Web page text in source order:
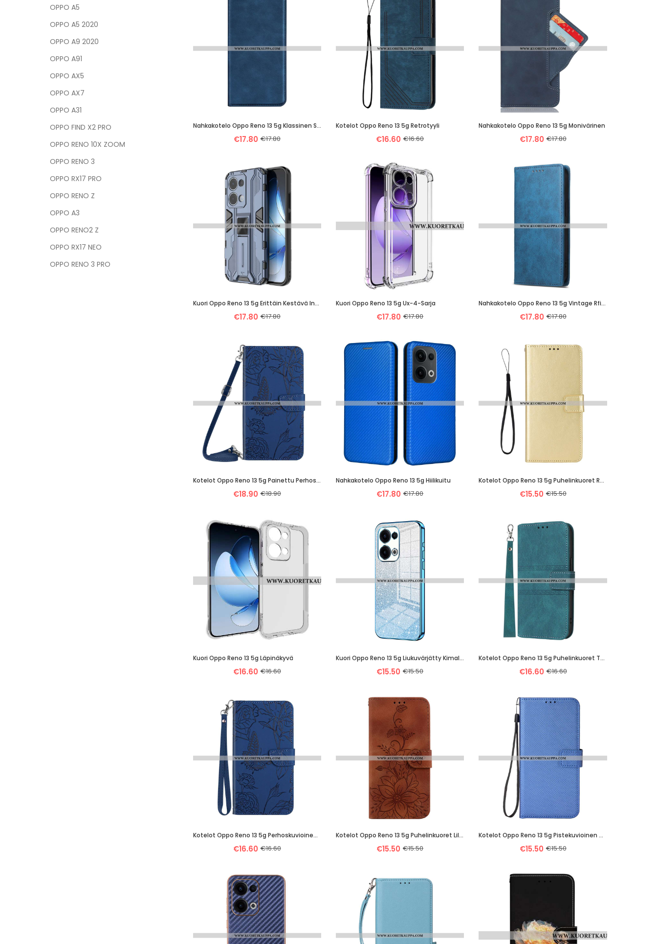
OPPO A5
OPPO A5 2020
OPPO A9 2020
OPPO A91
OPPO AX5
OPPO AX7
OPPO A31
OPPO FIND X2 PRO
OPPO RENO 10X ZOOM
OPPO RENO 3
OPPO RX17 PRO
OPPO RENO Z
OPPO A3
OPPO RENO2 Z
OPPO RX17 NEO
OPPO RENO 3 PRO
Nahkakotelo Oppo Reno 13 5g Klassinen Suojakuori
€17.80 €17.80
Kotelot Oppo Reno 13 5g Retrotyyli
€16.60 €16.60
Nahkakotelo Oppo Reno 13 5g Monivärinen
€17.80 €17.80
Kuori Oppo Reno 13 5g Erittäin Kestävä Integroitu Teline
€17.80 €17.80
Kuori Oppo Reno 13 5g Ux-4-Sarja
€17.80 €17.80
Nahkakotelo Oppo Reno 13 5g Vintage Rfid-Lompakko
€17.80 €17.80
Kotelot Oppo Reno 13 5g Painettu Perhosella Olkapäässä Laukku Suojakuori
€18.90 €18.90
Nahkakotelo Oppo Reno 13 5g Hiilikuitu
€17.80 €17.80
Kotelot Oppo Reno 13 5g Puhelinkuoret Räikeä Keinonahka
€15.50 €15.50
Kuori Oppo Reno 13 5g Läpinäkyvä
€16.60 €16.60
Kuori Oppo Reno 13 5g Liukuvärjätty Kimallus Suojakuori
€15.50 €15.50
Kotelot Oppo Reno 13 5g Puhelinkuoret Tuplafriisi Hihnalla
€16.60 €16.60
Kotelot Oppo Reno 13 5g Perhoskuvioinen Hihna
€16.60 €16.60
Kotelot Oppo Reno 13 5g Puhelinkuoret Liljakuvio
€15.50 €15.50
Kotelot Oppo Reno 13 5g Pistekuvioinen Hihna Suojakuori
€15.50 €15.50